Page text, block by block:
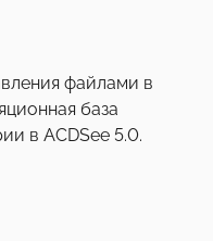
файлами в
база
в ACDSee 5.0.